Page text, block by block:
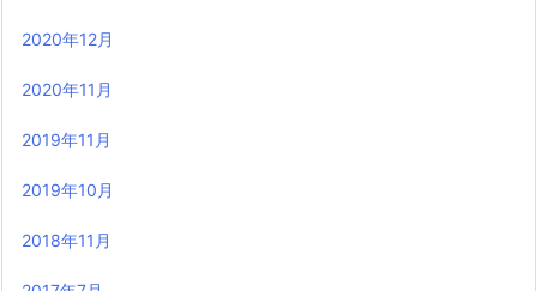
2020年12月
2020年11月
2019年11月
2019年10月
2018年11月